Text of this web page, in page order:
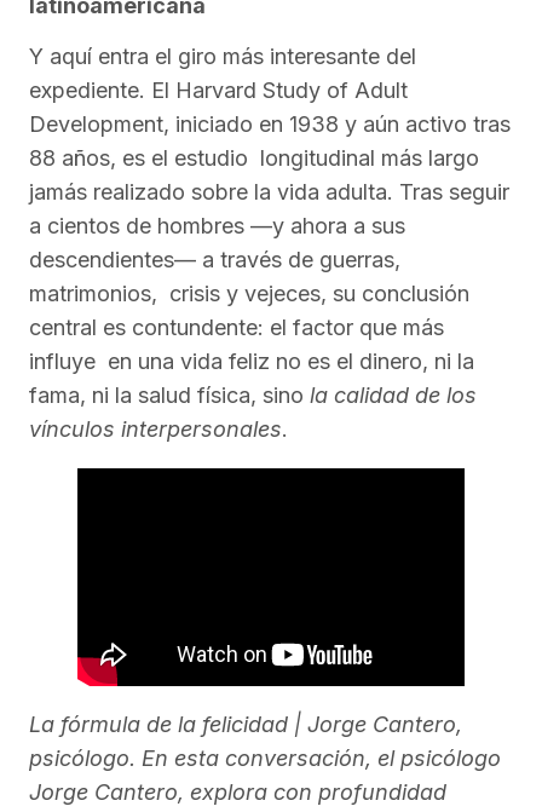
latinoamericana
Y aquí entra el giro más interesante del
expediente. El Harvard Study of Adult
Development, iniciado en 1938 y aún activo tras
88 años, es el estudio longitudinal más largo
jamás realizado sobre la vida adulta. Tras seguir
a cientos de hombres —y ahora a sus
descendientes— a través de guerras,
matrimonios, crisis y vejeces, su conclusión
central es contundente: el factor que más
influye en una vida feliz no es el dinero, ni la
fama, ni la salud física, sino la calidad de los
vínculos interpersonales.
La fórmula de la felicidad | Jorge Cantero,
psicólogo. En esta conversación, el psicólogo
Jorge Cantero, explora con profundidad